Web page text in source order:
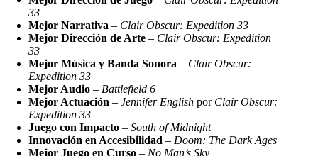
33
Mejor Narrativa – Clair Obscur: Expedition 33
Mejor Dirección de Arte – Clair Obscur: Expedition
33
Mejor Música y Banda Sonora – Clair Obscur:
Expedition 33
Mejor Audio – Battlefield 6
Mejor Actuación – Jennifer English por Clair Obscur:
Expedition 33
Juego con Impacto – South of Midnight
Innovación en Accesibilidad – Doom: The Dark Ages
Mejor Juego en Curso – No Man’s Sky